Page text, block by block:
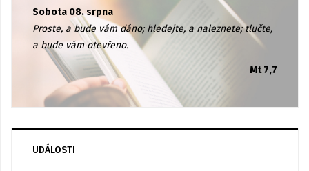
Sobota 08. srpna
Proste, a bude vám dáno; hledejte, a naleznete; tlučte,
a bude vám otevřeno.
Mt 7,7
UDÁLOSTI